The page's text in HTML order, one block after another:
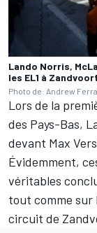
Lando Norris,
les EL1 à
Photo de: Andrew
Lors de la
des Pays-Bas,
devant Max
Évidemment,
véritables
tout comme sur
circuit de